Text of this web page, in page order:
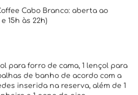
Cabo Branco: aberta ao
15h às 22h)
para forro de cama, 1 lençol para
de banho de acordo com a
inserida na reserva, além de 1